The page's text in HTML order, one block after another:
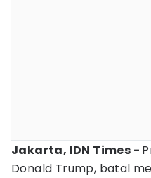
Jakarta, IDN Times -
Donald Trump, batal